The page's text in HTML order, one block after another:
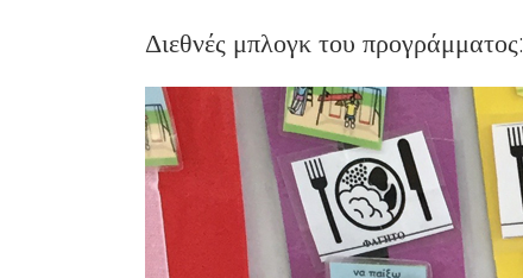
Διεθνές μπλογκ του προγράμματος: